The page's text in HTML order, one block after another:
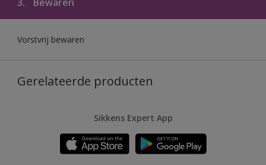
Vorstvrij bewaren
Gerelateerde producten
Sikkens Expert App